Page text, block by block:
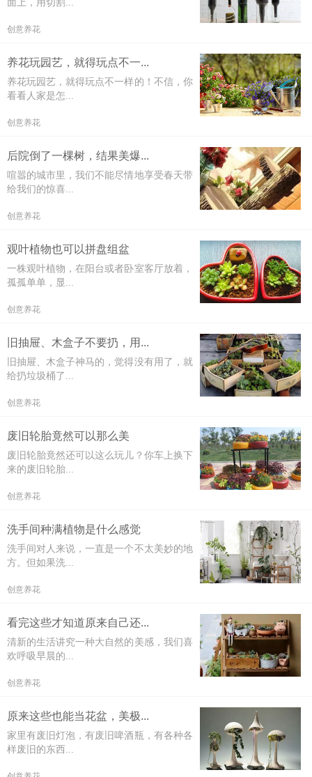
创意养花
养花玩园艺，就得玩点不一...
养花玩园艺，就得玩点不一样的！不信，你
看看人家是怎...
创意养花
后院倒了一棵树，结果美爆...
喧嚣的城市里，我们不能尽情地享受春天带
给我们的惊喜...
创意养花
观叶植物也可以拼盘组盆
一株观叶植物，在阳台或者卧室客厅放着，
孤孤单单，显...
创意养花
旧抽屉、木盒子不要扔，用...
旧抽屉、木盒子神马的，觉得没有用了，就
给扔垃圾桶了...
创意养花
废旧轮胎竟然可以那么美
废旧轮胎竟然还可以这么玩儿？你车上换下
来的废旧轮胎...
创意养花
洗手间种满植物是什么感觉
洗手间对人来说，一直是一个不太美妙的地
方。但如果洗...
创意养花
看完这些才知道原来自己还...
清新的生活讲究一种大自然的美感，我们喜
欢呼吸早晨的...
创意养花
原来这些也能当花盆，美极...
家里有废旧灯泡，有废旧啤酒瓶，有各种各
样废旧的东西...